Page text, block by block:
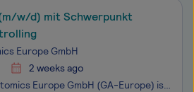
w/d) mit Schwerpunkt
Europe GmbH
2 weeks ago
Die General Atomics Europe GmbH (GA-Europe) ist eine integrierte Technologie-Gruppe für Luftfahrt, Infrastruktur und Nachhaltigkeit mit Hauptsitz in Dresden. Das mittelständisch geprägte Dienstleistungs- und Beratungsunternehmen hält Beteiligungen an acht Tochterfirmen mit rund 1.000 Mitarbeite